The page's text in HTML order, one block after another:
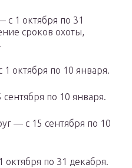
с 1 октября по 31
сроков охоты,
октября по 10 января.
по 10 января.
— с 15 сентября по 10
октября по 31 декабря.